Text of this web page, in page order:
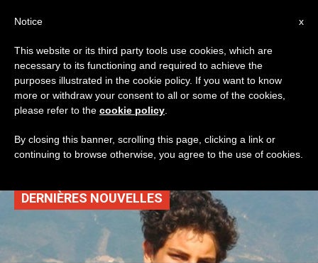
TAG
Posts Tagged ‘الاتحاد
الأوروبي’
DERNIÈRES NOUVELLES
x
Notice
This website or its third party tools use cookies, which are
necessary to its functioning and required to achieve the
purposes illustrated in the cookie policy. If you want to know
more or withdraw your consent to all or some of the cookies,
please refer to the cookie policy
By closing this banner, scrolling this page, clicking a link or
continuing to browse otherwise, you agree to the use of cookies.